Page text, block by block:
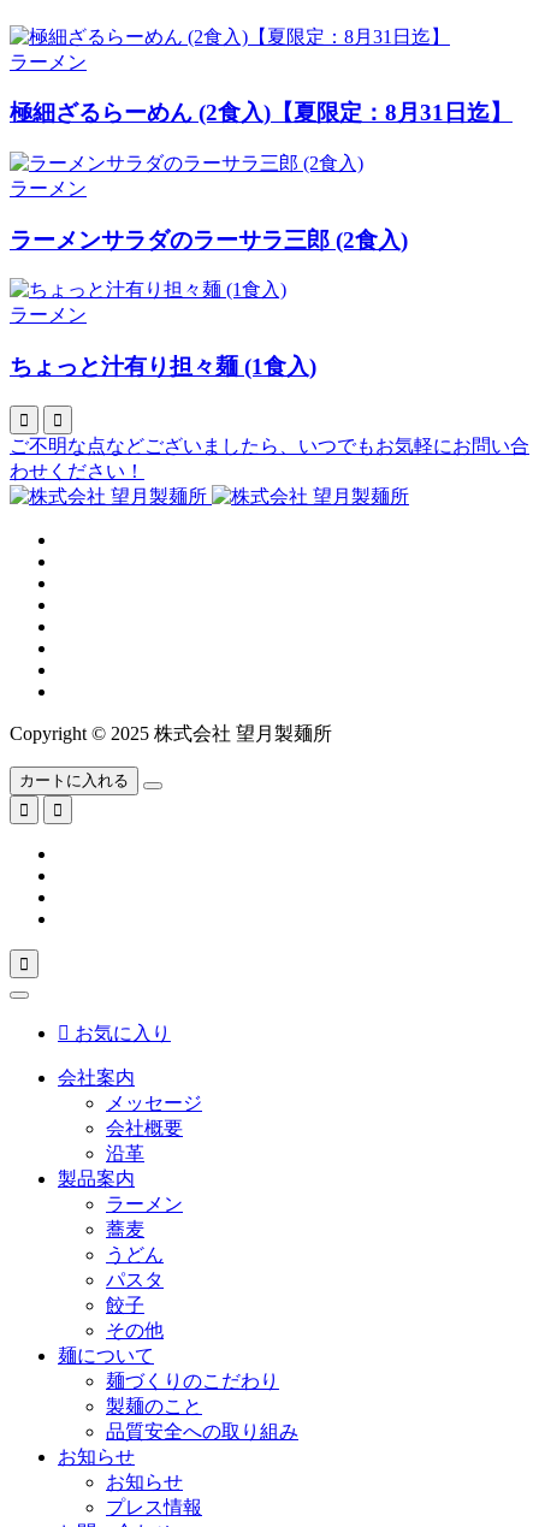
ラーメン
極細ざるらーめん (2食入)【夏限定：8月31日迄】
ラーメン
ラーメンサラダのラーサラ三郎 (2食入)
ラーメン
ちょっと汁有り担々麺 (1食入)
 
ご不明な点などございましたら、いつでもお気軽にお問い合
わせください！
Copyright © 2025 株式会社 望月製麺所
カートに入れる



 お気に入り
会社案内
メッセージ
会社概要
沿革
製品案内
ラーメン
蕎麦
うどん
パスタ
餃子
その他
麺について
麺づくりのこだわり
製麺のこと
品質安全への取り組み
お知らせ
お知らせ
プレス情報